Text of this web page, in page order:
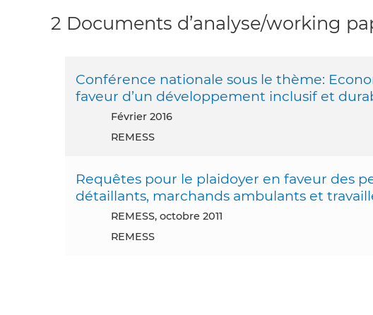
2 Documents d’analyse/working
Conférence nationale sous le thème:
faveur d’un développement inclusif et
février 2016
REMESS
Requêtes pour le plaidoyer en faveur des
détaillants, marchands ambulants et
REMESS, octobre 2011
REMESS